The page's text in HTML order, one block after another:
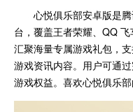
心悦俱乐部安卓版是
台，覆盖王者荣耀、QQ
汇聚海量专属游戏礼包，
游戏资讯内容。用户可通
游戏权益。喜欢心悦俱乐